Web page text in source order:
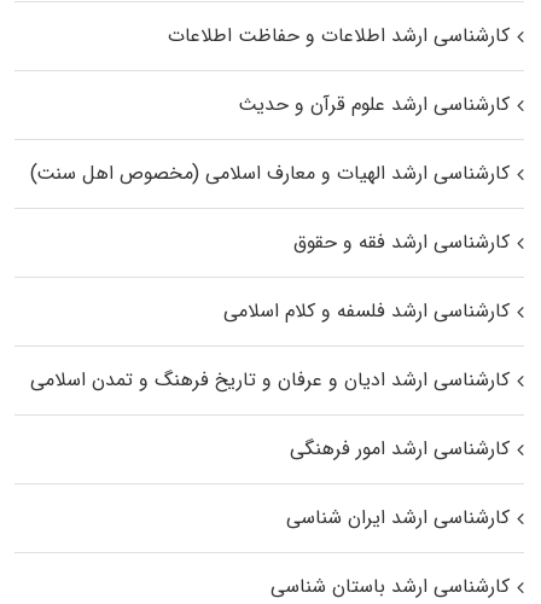
کارشناسی ارشد اطلاعات و حفاظت اطلاعات
کارشناسی ارشد علوم قرآن و حدیث
کارشناسی ارشد الهیات و معارف اسلامی (مخصوص اهل سنت)
کارشناسی ارشد فقه و حقوق
کارشناسی ارشد فلسفه و کلام اسلامی
کارشناسی ارشد ادیان و عرفان و تاریخ فرهنگ و تمدن اسلامی
کارشناسی ارشد امور فرهنگی
کارشناسی ارشد ایران شناسی
کارشناسی ارشد باستان شناسی